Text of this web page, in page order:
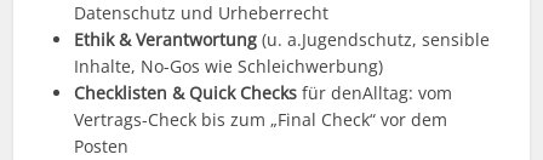
Datenschutz und Urheberrecht
Ethik & Verantwortung (u. a.Jugendschutz, sensible
Inhalte, No-Gos wie Schleichwerbung)
Checklisten & Quick Checks für denAlltag: vom
Vertrags-Check bis zum „Final Check“ vor dem
Posten